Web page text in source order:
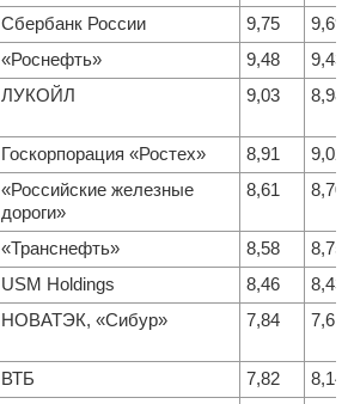
Сбербанк России 9,75
9,69
«Роснефть» 9,48
9,43
ЛУКОЙЛ 9,03 8,98
Госкорпорация «Ростех» 8,91
9,02
«Российские железные
дороги»
8,61 8,70
«Транснефть» 8,58
8,75
USM Holdings 8,46
8,43
НОВАТЭК, «Сибур» 7,84 7,61
ВТБ 7,82
8,14